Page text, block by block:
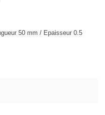
50 mm / Epaisseur 0.5